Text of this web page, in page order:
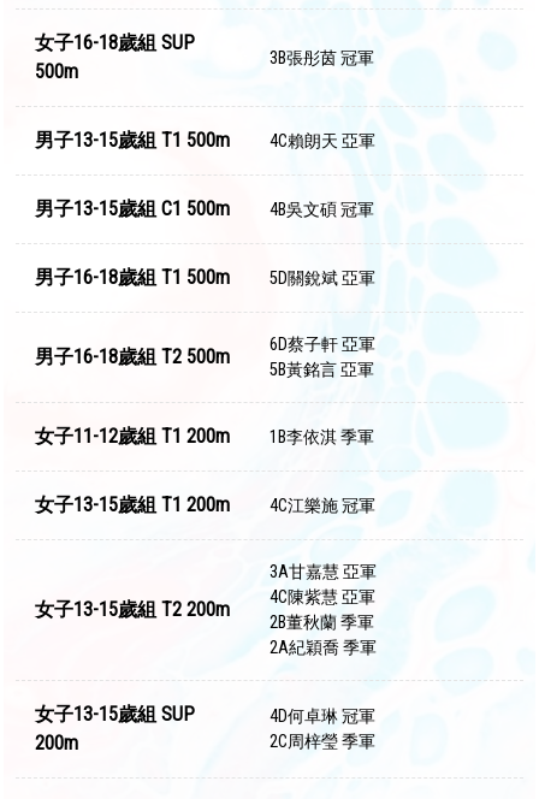
女子16-18歲組 SUP
500m
3B張彤茵 冠軍
男子13-15歲組 T1 500m 4C賴朗天 亞軍
男子13-15歲組 C1 500m 4B吳文碩 冠軍
男子16-18歲組 T1 500m 5D關銳斌 亞軍
男子16-18歲組 T2 500m
6D蔡子軒 亞軍
5B黃銘言 亞軍
女子11-12歲組 T1 200m 1B李依淇 季軍
女子13-15歲組 T1 200m 4C江樂施 冠軍
女子13-15歲組 T2 200m
3A甘嘉慧 亞軍
4C陳紫慧 亞軍
2B董秋蘭 季軍
2A紀穎喬 季軍
女子13-15歲組 SUP
200m
4D何卓琳 冠軍
2C周梓瑩 季軍